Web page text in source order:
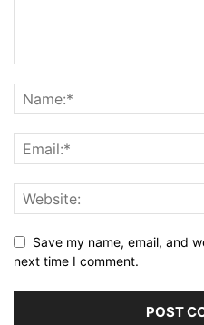
Save my name, email, and
next time I comment.